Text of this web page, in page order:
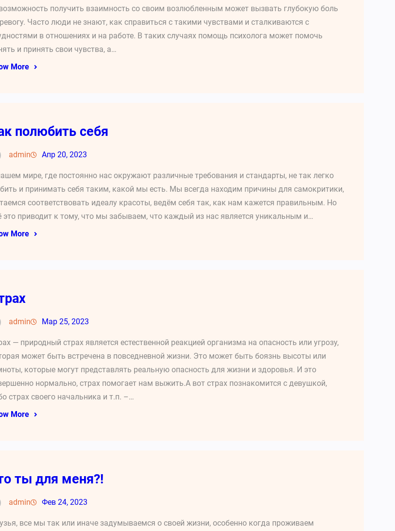
получить взаимность со своим возлюбленным может вызвать глубокую боль
Часто люди не знают, как справиться с такими чувствами и сталкиваются с
в отношениях и на работе. В таких случаях помощь психолога может помочь
и принять свои чувства, а…
More
полюбить себя
admin Апр 20, 2023
мире, где постоянно нас окружают различные требования и стандарты, не так легко
и принимать себя таким, какой мы есть. Мы всегда находим причины для самокритики,
соответствовать идеалу красоты, ведём себя так, как нам кажется правильным. Но
это приводит к тому, что мы забываем, что каждый из нас является уникальным и…
More
admin Мар 25, 2023
— природный страх является естественной реакцией организма на опасность или угрозу,
может быть встречена в повседневной жизни. Это может быть боязнь высоты или
которые могут представлять реальную опасность для жизни и здоровья. И это
нормально, страх помогает нам выжить.А вот страх познакомится с девушкой,
страх своего начальника и т.п. –…
More
ты для меня?!
admin Фев 24, 2023
все мы так или иначе задумываемся о своей жизни, особенно когда проживаем